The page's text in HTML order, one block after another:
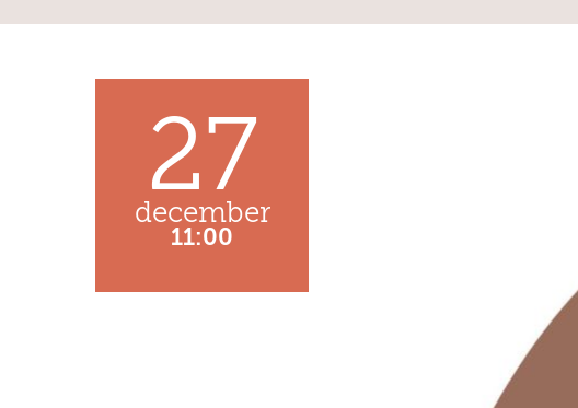
27
december
11:00